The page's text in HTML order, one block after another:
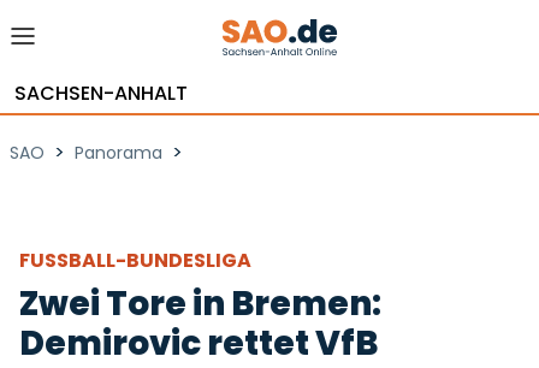
SACHSEN-ANHALT
SAO > Panorama >
FUSSBALL-BUNDESLIGA
Zwei Tore in Bremen:
Demirovic rettet VfB